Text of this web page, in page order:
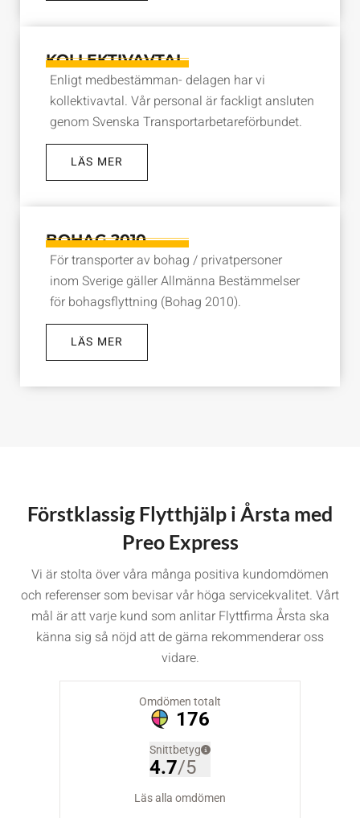
KOLLEKTIVAVTAL
Enligt medbestämman- delagen har vi
kollektivavtal. Vår personal är fackligt ansluten
genom Svenska Transportarbetareförbundet.
LÄS MER
BOHAG 2010
För transporter av bohag / privatpersoner
inom Sverige gäller Allmänna Bestämmelser
för bohagsflyttning (Bohag 2010).
LÄS MER
Förstklassig Flytthjälp i Årsta med
Preo Express
Vi är stolta över våra många positiva kundomdömen
och referenser som bevisar vår höga servicekvalitet. Vårt
mål är att varje kund som anlitar Flyttfirma Årsta ska
känna sig så nöjd att de gärna rekommenderar oss
vidare.